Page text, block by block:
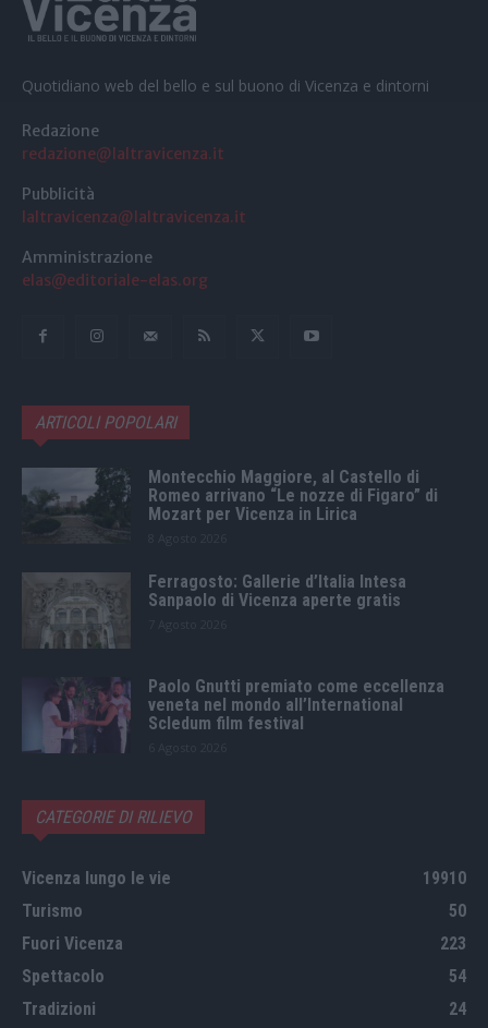
Quotidiano web del bello e sul buono di Vicenza e dintorni
Redazione
redazione@laltravicenza.it
Pubblicità
laltravicenza@laltravicenza.it
Amministrazione
elas@editoriale-elas.org
ARTICOLI POPOLARI
Montecchio Maggiore, al Castello di
Romeo arrivano “Le nozze di Figaro” di
Mozart per Vicenza in Lirica
Ferragosto: Gallerie d’Italia Intesa
Sanpaolo di Vicenza aperte gratis
Paolo Gnutti premiato come eccellenza
veneta nel mondo all’International
Scledum film festival
CATEGORIE DI RILIEVO
Vicenza lungo le vie
19910
Turismo
50
Fuori Vicenza
223
Spettacolo
54
Tradizioni
24